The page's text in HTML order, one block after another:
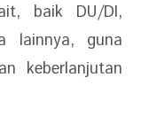
baik DU/DI,
lainnya, guna
keberlanjutan